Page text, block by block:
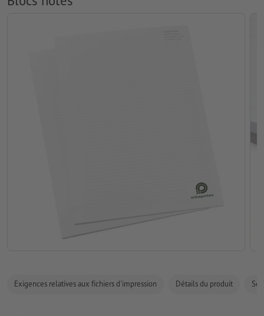
Exigences relatives aux fichiers d'impression Détails du produit